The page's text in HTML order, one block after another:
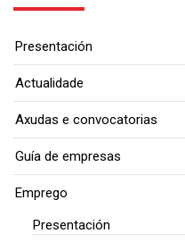
Presentación
Actualidade
Axudas e convocatorias
Guía de empresas
Emprego
Presentación